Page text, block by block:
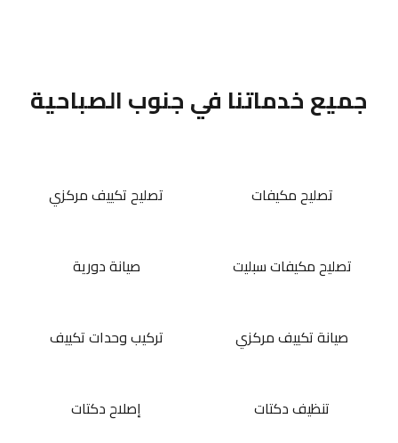
جميع خدماتنا في جنوب الصباحية
تصليح مكيفات تصليح تكييف مركزي
تصليح مكيفات سبليت صيانة دورية
صيانة تكييف مركزي تركيب وحدات تكييف
تنظيف دكتات إصلاح دكتات